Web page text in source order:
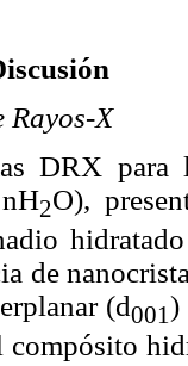
X
DRX
2O),
de
(d001)
compósito